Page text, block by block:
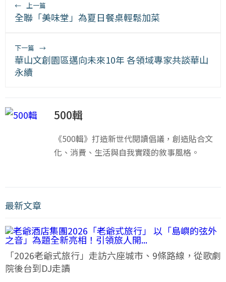
← 上一篇
全聯「美味堂」為夏日餐桌輕鬆加菜
下一篇 →
華山文創園區邁向未來10年 各領域專家共談華山
永續
500輯
《500輯》打造新世代閱讀倡議，創造貼合文
化、消費、生活與自我實踐的敘事風格。
最新文章
「2026老爺式旅行」走訪六座城市、9條路線，從歌劇
院後台到DJ走讀